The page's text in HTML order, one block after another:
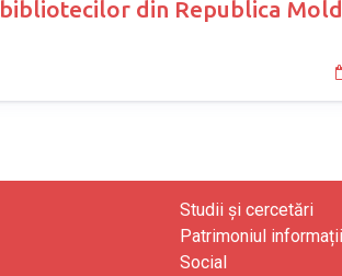
bibliotecilor din Republica
Studii și cercetări
Patrimoniul
Social